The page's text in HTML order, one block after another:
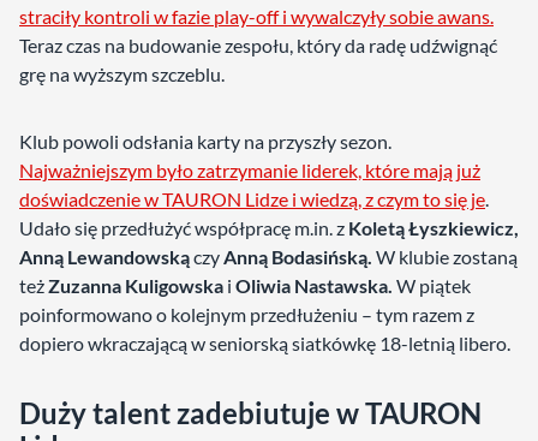
straciły kontroli w fazie play-off i wywalczyły sobie awans.
Teraz czas na budowanie zespołu, który da radę udźwignąć
grę na wyższym szczeblu.
Klub powoli odsłania karty na przyszły sezon.
Najważniejszym było zatrzymanie liderek, które mają już
doświadczenie w TAURON Lidze i wiedzą, z czym to się je.
Udało się przedłużyć współpracę m.in. z Koletą Łyszkiewicz,
Anną LewandowskączyAnną Bodasińską. W klubie zostaną
teżZuzanna Kuligowska i Oliwia Nastawska. W piątek
poinformowano o kolejnym przedłużeniu – tym razem z
dopiero wkraczającą w seniorską siatkówkę 18-letnią libero.
Duży talent zadebiutuje w TAURON